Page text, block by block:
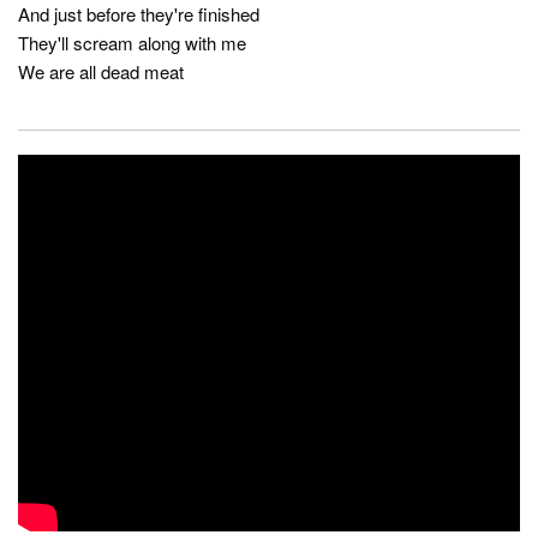
And just before they're finished
They'll scream along with me
We are all dead meat